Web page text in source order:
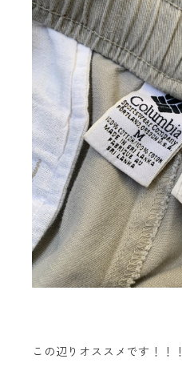
この辺りオススメです！！！